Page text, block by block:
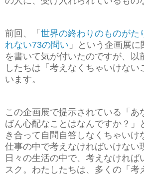
前回、「 世界の終わりのものがた
れない73の問い 」という企画展
を書いて気が付いたのですが、以
したちは「考えなくちゃいけない
います。
この企画展で提示されている「あ
ばん心配なことはなんですか？」
き合って自問自答しなくちゃいけ
仕事の中で考えなければいけない
日々の生活の中で、考えなければ
スク。わたしたちは、多くの「考